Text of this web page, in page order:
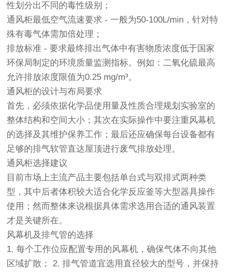
性划分出不同的毒性级别；
通风柜最低空气流速要求 - 一般为50-100L/min，针对特
殊有毒气体需加倍处理；
排放标准 - 要求最终排出气体中有害物质浓度低于国家
环保局制定的环境质量监测指标。例如：二氧化硫最高
允许排放浓度限值为0.25 mg/m³。
通风柜的设计与布局要求
首先，必须依据化学品使用量及性质合理规划实验室的
整体结构和空间大小；其次在实际操作中要注重风幕机
的选择及其维护保养工作；最后还应确保每台设备都有
足够的排气软管直达屋顶进行废气排放处理。
通风柜选择建议
目前市场上主流产品主要包括单台式与双排式两种类
型，其中后者体积较大适合化学反应釜等大型器具操作
使用；然而整体来说根据具体需求选用合适的通风装置
才是关键所在。
风幕机及排气管的选择
1. 每个工作位应配置专用的风幕机，确保气体不向其他
区域扩散； 2. 排气管道宜选用直径较大的型号，并保持